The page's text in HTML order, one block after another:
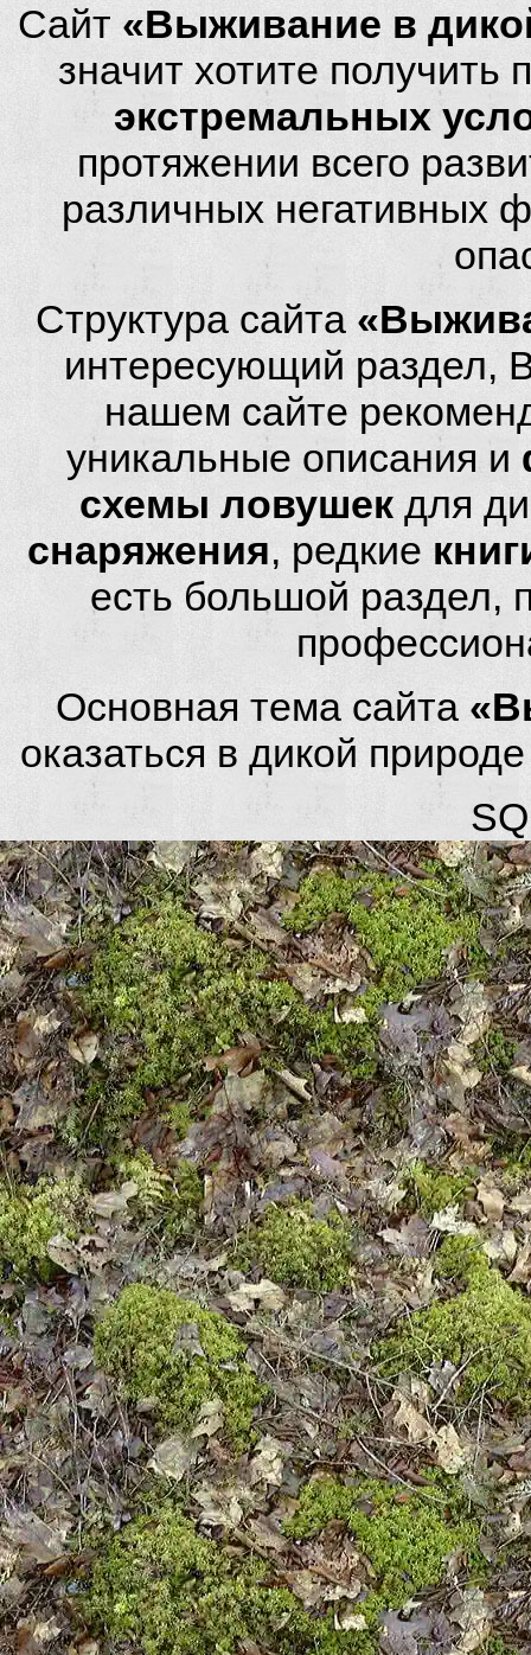
Сайт «Выживание в
значит хотите
экстремальных
протяжении всего
различных негативных
Структура сайта
интересующий раздел,
нашем сайте
уникальные описания и
схемы ловушек для
снаряжения, редкие
есть большой
Основная тема сайта
оказаться в дикой